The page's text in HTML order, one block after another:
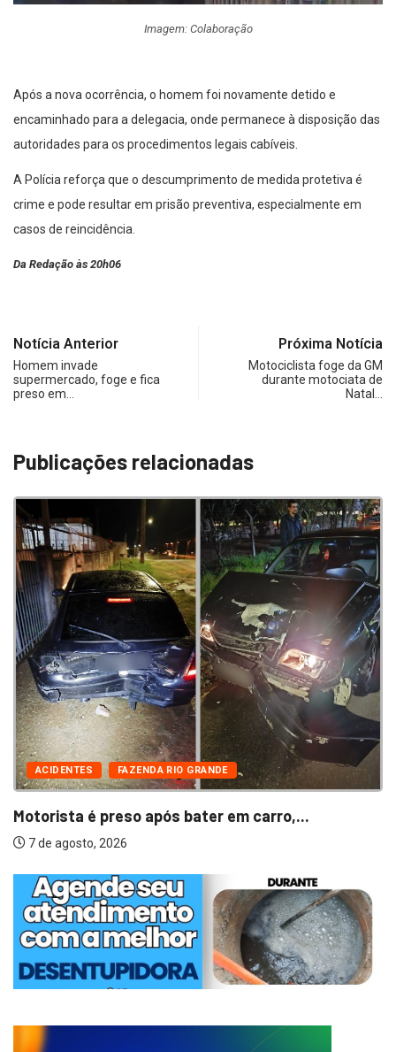
Imagem: Colaboração
Após a nova ocorrência, o homem foi novamente detido e
encaminhado para a delegacia, onde permanece à disposição das
autoridades para os procedimentos legais cabíveis.
A Polícia reforça que o descumprimento de medida protetiva é
crime e pode resultar em prisão preventiva, especialmente em
casos de reincidência.
Da Redação às 20h06
Notícia Anterior
Homem invade
supermercado, foge e fica
preso em…
Próxima Notícia
Motociclista foge da GM
durante motociata de
Natal…
Publicações relacionadas
ACIDENTES FAZENDA RIO GRANDE
Motorista é preso após bater em carro,...
7 de agosto, 2026